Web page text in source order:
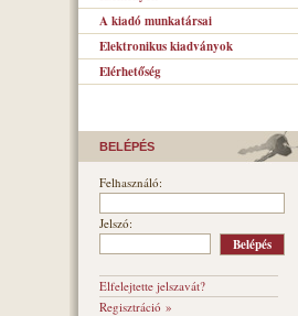
A kiadó munkatársai
Elektronikus kiadványok
Elérhetőség
BELÉPÉS
Felhasználó:
Jelszó:
Elfelejtette jelszavát?
Regisztráció »